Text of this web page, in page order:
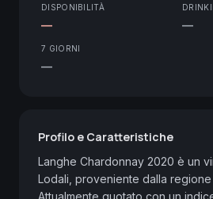
DISPONIBILITÀ
— —
7 GIORNI
—
Profilo e Caratteristiche
Langhe Chardonnay 2020 è un
Lodali, proveniente dalla regione
Attualmente quotato con un